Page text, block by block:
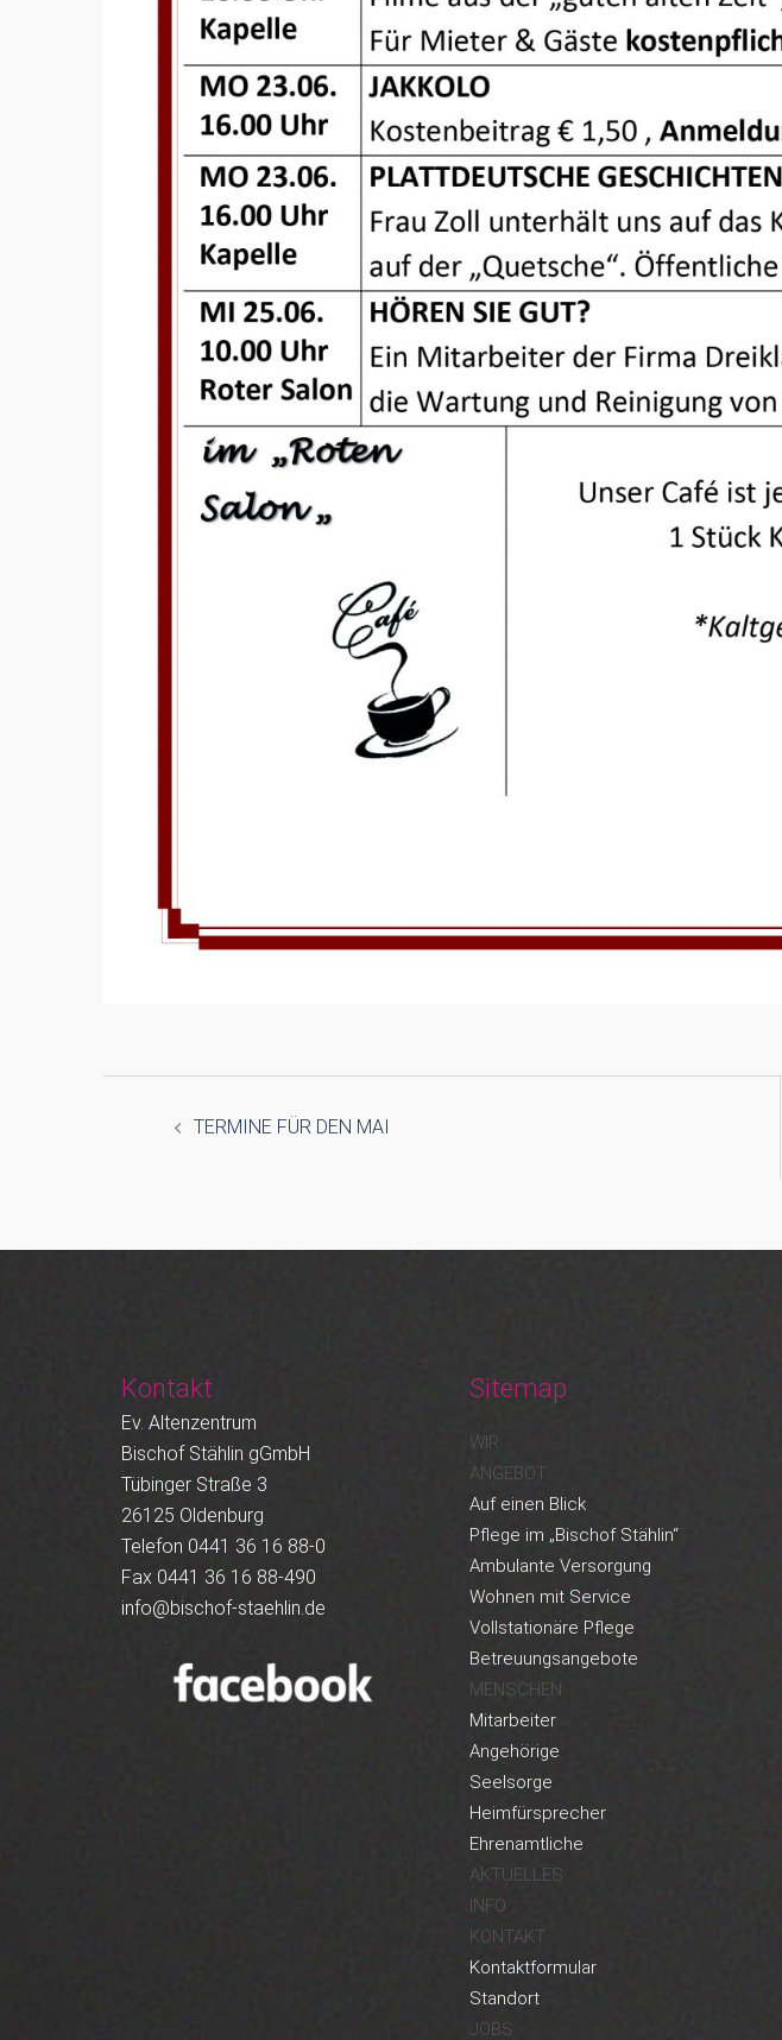
TERMINE FÜR DEN MAI
Kontakt
Ev. Altenzentrum
Bischof Stählin gGmbH
Tübinger Straße 3
26125 Oldenburg
Telefon 0441 36 16 88-0
Fax 0441 36 16 88-490
info@bischof-staehlin.de
Sitemap
WIR
ANGEBOT
Auf einen Blick
Pflege im „Bischof Stählin“
Ambulante Versorgung
Wohnen mit Service
Vollstationäre Pflege
Betreuungsangebote
MENSCHEN
Mitarbeiter
Angehörige
Seelsorge
Heimfürsprecher
Ehrenamtliche
AKTUELLES
INFO
KONTAKT
Kontaktformular
Standort
JOBS